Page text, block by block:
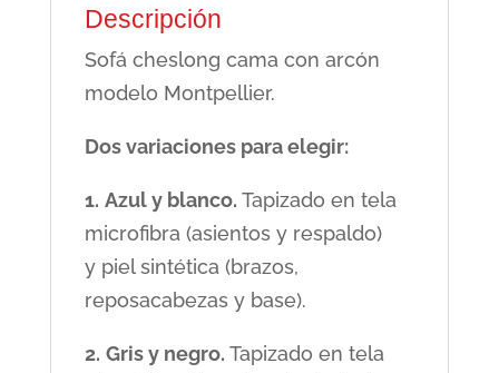
Descripción
Sofá cheslong cama con arcón
modelo Montpellier.
Dos variaciones para elegir:
1. Azul y blanco. Tapizado en tela
microfibra (asientos y respaldo)
y piel sintética (brazos,
reposacabezas y base).
2. Gris y negro. Tapizado en tela